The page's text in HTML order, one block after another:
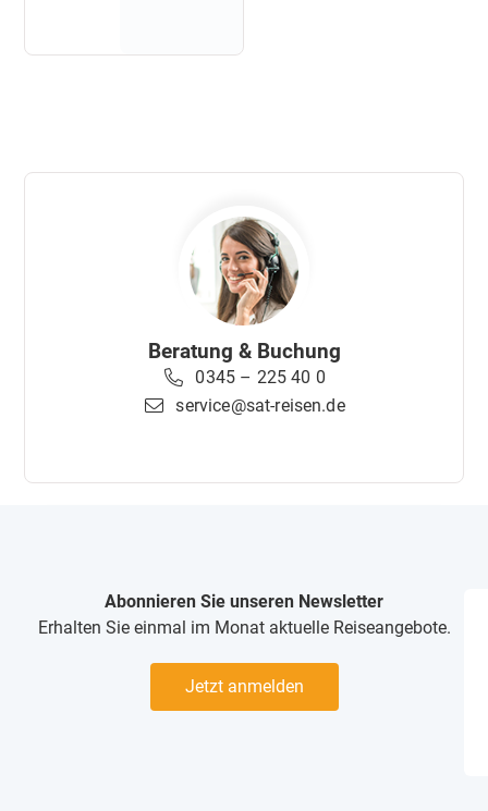
Beratung & Buchung
0345 – 225 40 0
service@sat-reisen.de
Abonnieren Sie unseren Newsletter
Erhalten Sie einmal im Monat aktuelle Reiseangebote.
Jetzt anmelden